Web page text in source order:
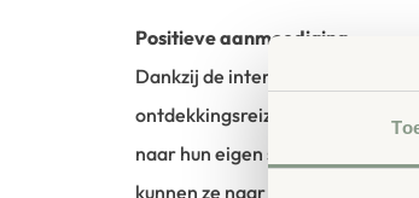
Positieve aanmoediging
Dankzij de interessante
ontdekkingsreizigers zich
naar hun eigen spiegelbeeld in
kunnen ze naar wens een